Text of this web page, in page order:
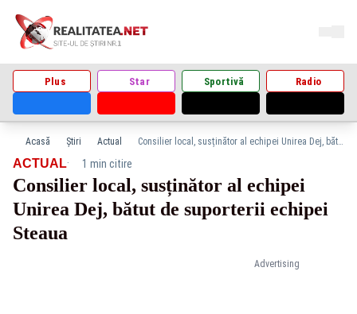
Plus Star Sportivă Radio
Acasă Știri Actual Consilier local, susținător al echipei Unirea Dej, bătut de suporterii echipei Steaua
Advertising
ACTUAL· 1 min citire
Consilier local, susținător al echipei
Unirea Dej, bătut de suporterii echipei
Steaua